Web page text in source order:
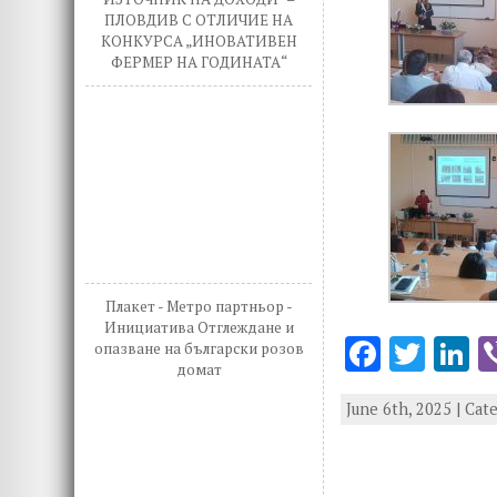
ПЛОВДИВ С ОТЛИЧИЕ НА
КОНКУРСА „ИНОВАТИВЕН
ФЕРМЕР НА ГОДИНАТА“
Плакет - Метро партньор -
Инициатива Отглеждане и
опазване на български розов
домат
F
ac
e
T
w
it k
June 6th, 2025 |